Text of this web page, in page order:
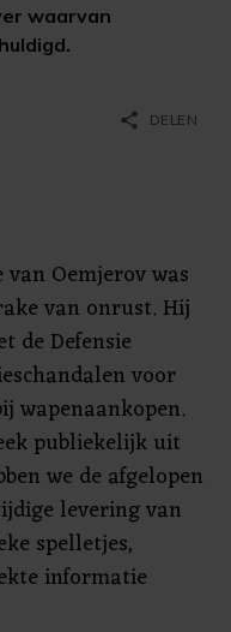
waarvan
share DELEN
Oemjerov was
van onrust. Hij
de Defensie
voor
wapenaankopen.
publiekelijk uit
we de afgelopen
levering van
spelletjes,
informatie